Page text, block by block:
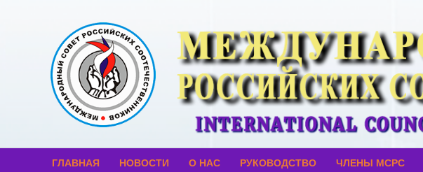
ГЛАВНАЯ НОВОСТИ О НАС РУКОВОДСТВО ЧЛЕНЫ МСРС